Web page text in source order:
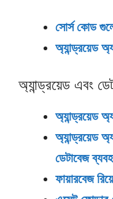
সোর্স কোড
অ্যান্ড্রয়েড
অ্যান্ড্রয়েড এবং
অ্যান্ড্রয়েড
অ্যান্ড্রয়েড
ডেটাবেজ
ফায়ারবেজ